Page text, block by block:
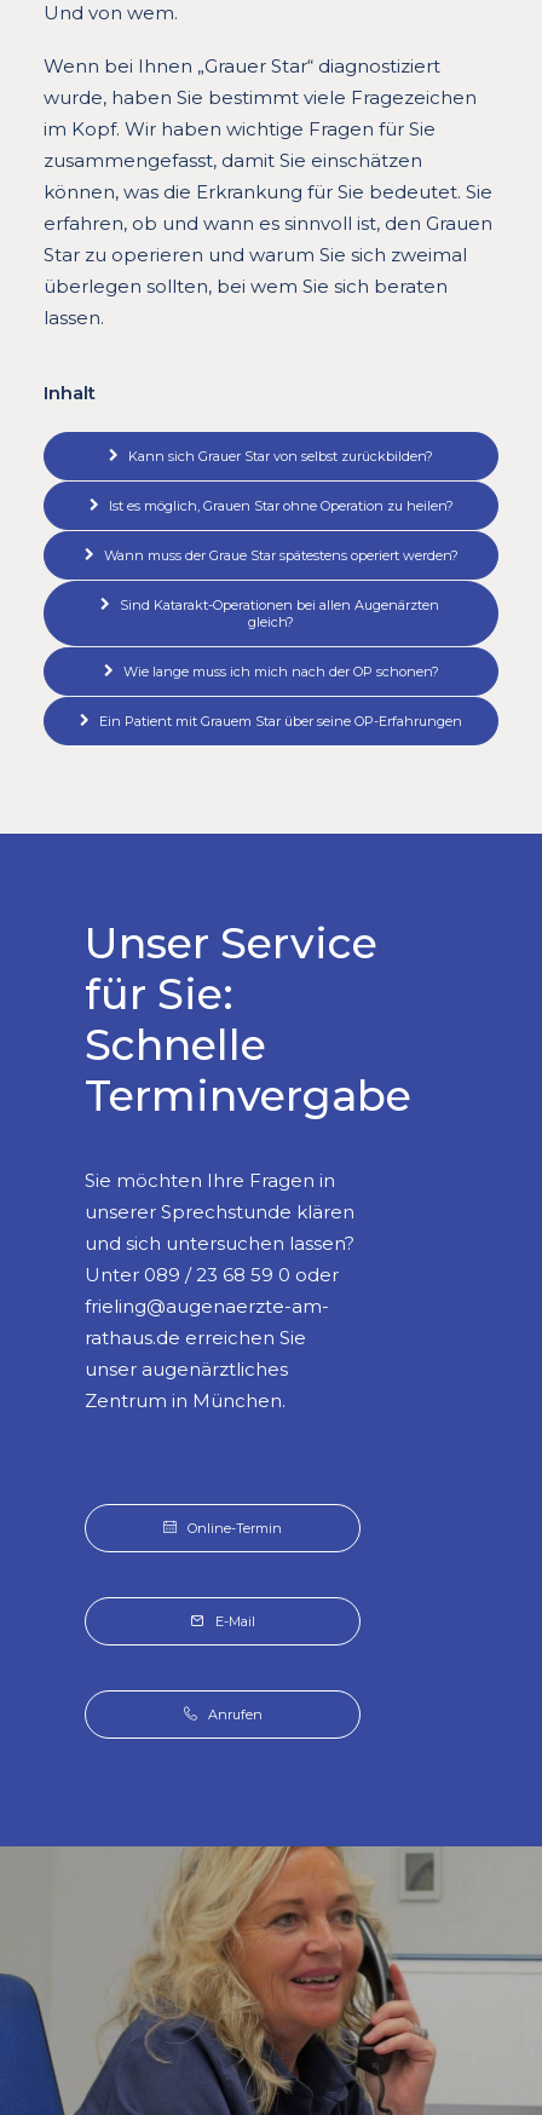
Und von wem.
Wenn bei Ihnen „Grauer Star“ diagnostiziert
wurde, haben Sie bestimmt viele Fragezeichen
im Kopf. Wir haben wichtige Fragen für Sie
zusammengefasst, damit Sie einschätzen
können, was die Erkrankung für Sie bedeutet. Sie
erfahren, ob und wann es sinnvoll ist, den Grauen
Star zu operieren und warum Sie sich zweimal
überlegen sollten, bei wem Sie sich beraten
lassen.
Inhalt
Kann sich Grauer Star von selbst zurückbilden?
Ist es möglich, Grauen Star ohne Operation zu heilen?
Wann muss der Graue Star spätestens operiert werden?
Sind Katarakt-Operationen bei allen Augenärzten
gleich?
Wie lange muss ich mich nach der OP schonen?
Ein Patient mit Grauem Star über seine OP-Erfahrungen
Unser Service
für Sie:
Schnelle
Terminvergabe
Sie möchten Ihre Fragen in
unserer Sprechstunde klären
und sich untersuchen lassen?
Unter 089 / 23 68 59 0 oder
frieling@augenaerzte-am-
rathaus.de erreichen Sie
unser augenärztliches
Zentrum in München.
Online-Termin
E-Mail
Anrufen